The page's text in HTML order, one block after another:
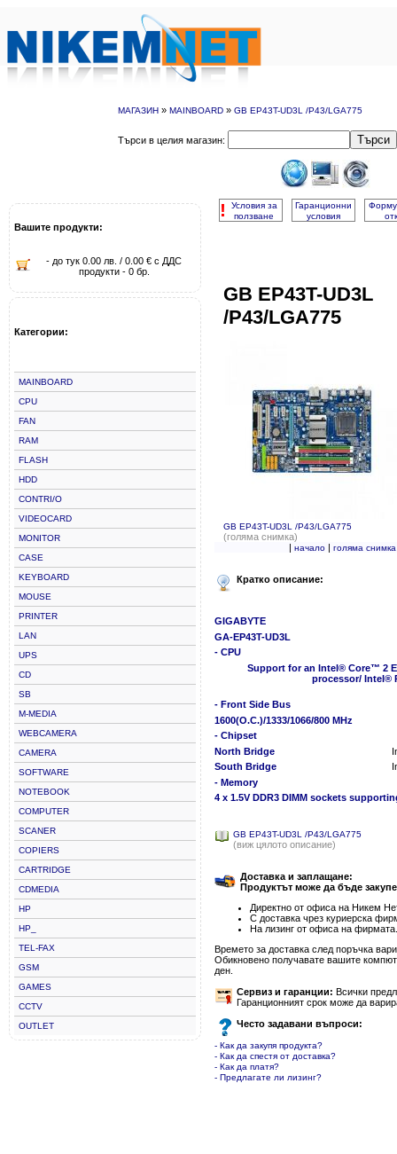
МАГАЗИН » MAINBOARD » GB EP43T-UD3L /P43/LGA775
Търси в целия магазин: Търси
Вашите продукти:
- до тук 0.00 лв. / 0.00 € с ДДС
продукти - 0 бр.
Категории:
MAINBOARD
CPU
FAN
RAM
FLASH
HDD
CONTRI/O
VIDEOCARD
MONITOR
CASE
KEYBOARD
MOUSE
PRINTER
LAN
UPS
CD
SB
M-MEDIA
WEBCAMERA
CAMERA
SOFTWARE
NOTEBOOK
COMPUTER
SCANER
COPIERS
CARTRIDGE
CDMEDIA
HP
HP_
TEL-FAX
GSM
GAMES
CCTV
OUTLET
!
Условия за
ползване
Гаранционни
условия
GB EP43T-UD3L
/P43/LGA775
GB EP43T-UD3L /P43/LGA775
(голяма снимка)
| начало| голяма снимка
Кратко описание:
GIGABYTE
GA-EP43T-UD3L
- CPU
Support for an Intel® Core™ 2
processor/ Intel®
- Front Side Bus
1600(O.C.)/1333/1066/800 MHz
- Chipset
North Bridge
South Bridge
- Memory
4 x 1.5V DDR3 DIMM sockets
GB EP43T-UD3L /P43/LGA775
(виж цялото описание)
Доставка и заплащане:
Продуктът може да бъде
Директно от офиса на Никем
С доставка чрез куриерска
На лизинг от офиса на фирмата.
Времето за доставка след поръчка
Обикновено получавате вашите
ден.
Сервиз и гаранции: Всички
Гаранционният срок може да
Често задавани въпроси:
- Как да закупя продукта?
- Как да спестя от доставка?
- Как да платя?
- Предлагате ли лизинг?